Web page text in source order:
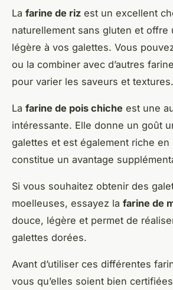
La farine de riz est un excellent
naturellement sans gluten et offre
légère à vos galettes. Vous
ou la combiner avec d’autres
pour varier les saveurs et textures.
La farine de pois chiche est une
intéressante. Elle donne un goût
galettes et est également riche
constitue un avantage
Si vous souhaitez obtenir des
moelleuses, essayez la farine de
douce, légère et permet de
galettes dorées.
Avant d’utiliser ces différentes
vous qu’elles soient bien certifiées